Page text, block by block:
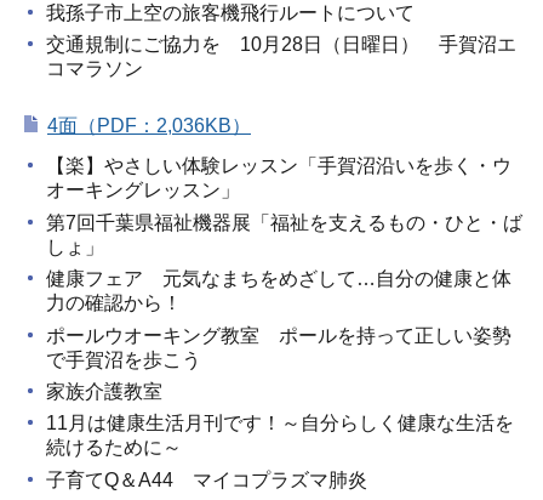
我孫子市上空の旅客機飛行ルートについて
交通規制にご協力を 10月28日（日曜日） 手賀沼エ
コマラソン
4面（PDF：2,036KB）
【楽】やさしい体験レッスン「手賀沼沿いを歩く・ウ
オーキングレッスン」
第7回千葉県福祉機器展「福祉を支えるもの・ひと・ば
しょ」
健康フェア 元気なまちをめざして…自分の健康と体
力の確認から！
ポールウオーキング教室 ポールを持って正しい姿勢
で手賀沼を歩こう
家族介護教室
11月は健康生活月刊です！～自分らしく健康な生活を
続けるために～
子育てQ＆A44 マイコプラズマ肺炎